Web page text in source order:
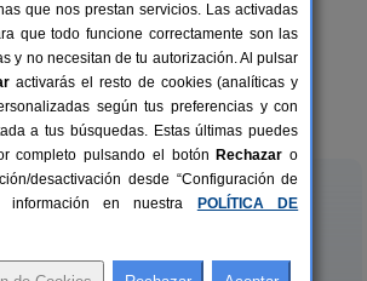
14+10 pers.
desde33 €
de Labranza A Rega
(Pontevedra)
que nos prestan servicios. Las activadas
que todo funcione correctamente son las
y no necesitan de tu autorización. Al pulsar
activarás el resto de cookies (analíticas y
según tus preferencias y con
a tus búsquedas. Estas últimas puedes
completo pulsando el botón Rechazar o
desactivación desde “Configuración de
información en nuestra
POLÍTICA DE